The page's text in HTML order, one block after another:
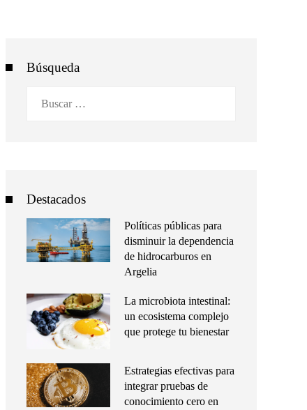
Búsqueda
Destacados
Políticas públicas para
disminuir la dependencia
de hidrocarburos en
Argelia
La microbiota intestinal:
un ecosistema complejo
que protege tu bienestar
Estrategias efectivas para
integrar pruebas de
conocimiento cero en